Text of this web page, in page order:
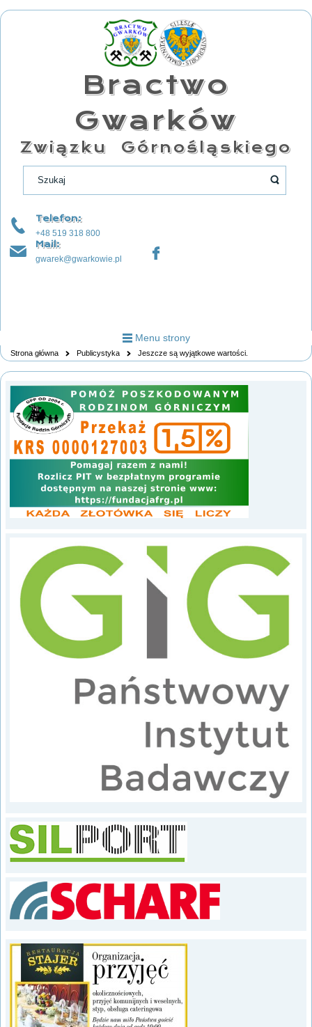
Bractwo
Gwarków
Związku Górnośląskiego
Telefon:
+48 519 318 800
Mail:
gwarek@gwarkowie.pl
Menu strony
Strona główna Publicystyka Jeszcze są wyjątkowe wartości.